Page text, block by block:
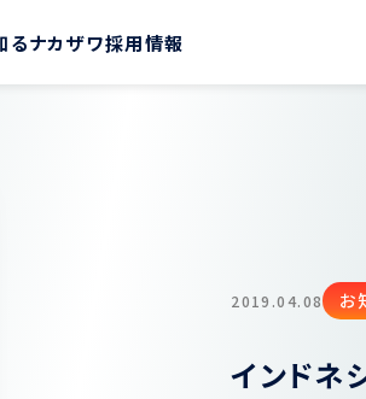
るナカザワ採用情報
2019.04.08 お
インドネ